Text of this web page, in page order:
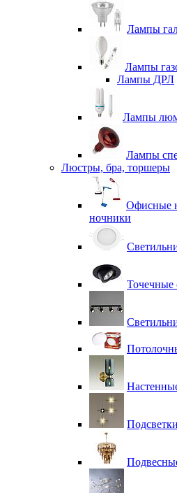
Лампы
Лампы
Лампы ДРЛ
Лампы
Лампы
Люстры, бра, торшеры
Офисные
ночники
Точечные
Подсветки